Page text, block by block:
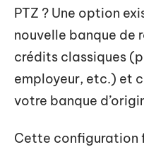
PTZ ? Une option
nouvelle banque de
crédits classiques
employeur, etc.) et
votre banque
Cette configuration